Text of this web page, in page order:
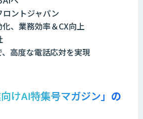
ロントジャパン
、業務効率＆CX向上
高度な電話応対を実現
向けAI特集号マガジン 」の